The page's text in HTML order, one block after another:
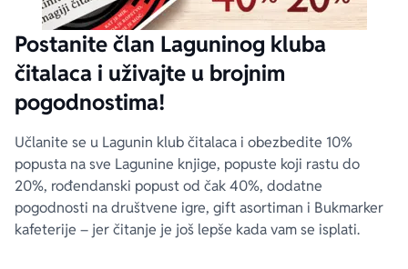
Postanite član Laguninog kluba
čitalaca i uživajte u brojnim
pogodnostima!
Učlanite se u Lagunin klub čitalaca i obezbedite 10%
popusta na sve Lagunine knjige, popuste koji rastu do
20%, rođendanski popust od čak 40%, dodatne
pogodnosti na društvene igre, gift asortiman i Bukmarker
kafeterije – jer čitanje je još lepše kada vam se isplati.